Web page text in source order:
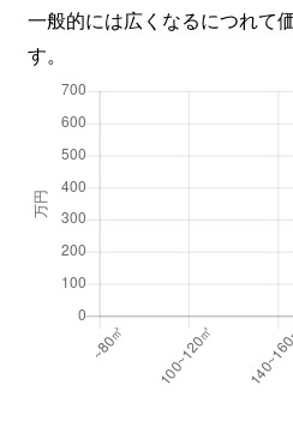
一般的には広くなるにつれて
す。